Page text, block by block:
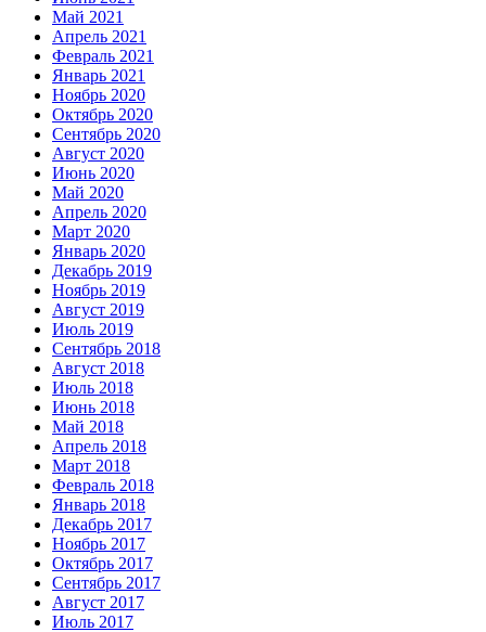
Май 2021
Апрель 2021
Февраль 2021
Январь 2021
Ноябрь 2020
Октябрь 2020
Сентябрь 2020
Август 2020
Июнь 2020
Май 2020
Апрель 2020
Март 2020
Январь 2020
Декабрь 2019
Ноябрь 2019
Август 2019
Июль 2019
Сентябрь 2018
Август 2018
Июль 2018
Июнь 2018
Май 2018
Апрель 2018
Март 2018
Февраль 2018
Январь 2018
Декабрь 2017
Ноябрь 2017
Октябрь 2017
Сентябрь 2017
Август 2017
Июль 2017